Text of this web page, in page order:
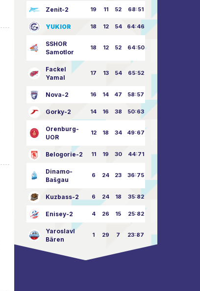
Zenit-2 19 11 52 68:51
YUKIOR 18 12 54 64:46
SSHOR
Samotlor
18 12 52 64:50
Fackel
Yamal
17 13 54 65:52
Nova-2 16 14 47 58:57
Gorky-2 14 16 38 50:63
Orenburg-
UOR
12 18 34 49:67
Belogorie-2 11 19 30 44:71
Dinamo-
Bašgau
6 24 23 36:75
Kuzbass-2 6 24 18 35:82
Enisey-2 4 26 15 25:82
Yaroslavl
Bären
1 29 7 23:87